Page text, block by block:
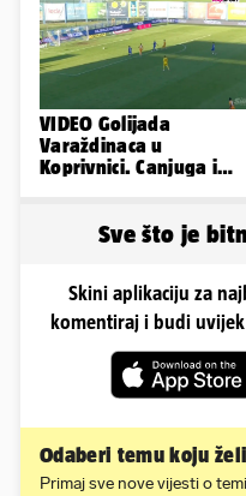
VIDEO Golijada
Varaždinaca u
Koprivnici. Canjuga i
Sve što je
Skini aplikaciju za
komentiraj i budi
Odaberi temu koju
Primaj sve nove vijesti o